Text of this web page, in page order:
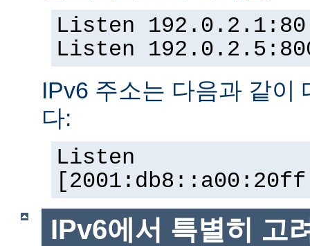
Listen 192.0.2.1:80
Listen
IPv6 주소는 다음과 같이
다:
Listen
IPv6에서 특별히 고